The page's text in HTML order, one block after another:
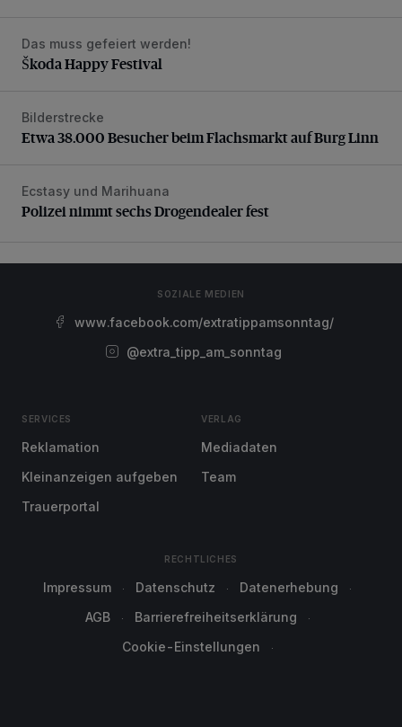
Škoda Happy Festival
Das muss gefeiert werden!
Škoda Happy Festival
Etwa 38.000 Besucher beim Flachsmarkt auf Burg Linn
Bilderstrecke
Etwa 38.000 Besucher beim Flachsmarkt auf Burg Linn
Polizei nimmt sechs Drogendealer fest
Ecstasy und Marihuana
Polizei nimmt sechs Drogendealer fest
SOZIALE MEDIEN
www.facebook.com/extratippamsonntag/
@extra_tipp_am_sonntag
SERVICES
Reklamation
Kleinanzeigen aufgeben
Trauerportal
VERLAG
Mediadaten
Team
RECHTLICHES
Impressum Datenschutz
Datenerhebung
AGB
Barrierefreiheitserklärung
Cookie-Einstellungen